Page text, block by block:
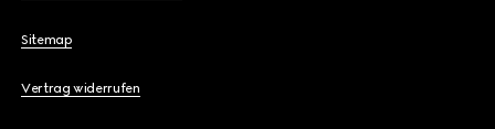
Sitemap
Vertrag widerrufen